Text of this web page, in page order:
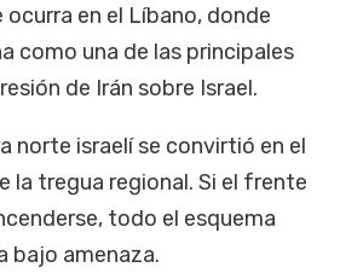
en el Líbano, donde
como una de las principales
de Irán sobre Israel.
norte israelí se convirtió en el
la tregua regional. Si el frente
todo el esquema
bajo amenaza.